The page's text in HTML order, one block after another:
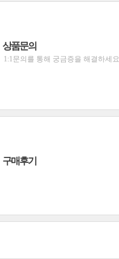
상품문의
1:1문의를 통해 궁금증을 해결하세요.
구매후기